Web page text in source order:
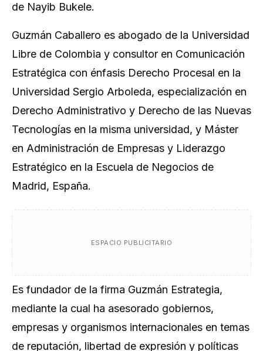
de Nayib Bukele.
Guzmán Caballero es abogado de la Universidad
Libre de Colombia y consultor en Comunicación
Estratégica con énfasis Derecho Procesal en la
Universidad Sergio Arboleda, especialización en
Derecho Administrativo y Derecho de las Nuevas
Tecnologías en la misma universidad, y Máster
en Administración de Empresas y Liderazgo
Estratégico en la Escuela de Negocios de
Madrid, España.
ESPACIO PUBLICITARIO
Es fundador de la firma Guzmán Estrategia,
mediante la cual ha asesorado gobiernos,
empresas y organismos internacionales en temas
de reputación, libertad de expresión y políticas